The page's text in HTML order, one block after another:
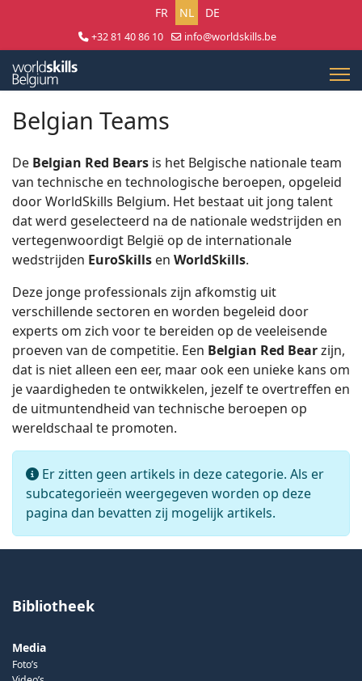
Selecteer uw taal
FR NL DE
+32 81 40 86 10
info@worldskills.be
Belgian Teams
De Belgian Red Bears is het Belgische nationale team
van technische en technologische beroepen, opgeleid
door WorldSkills Belgium. Het bestaat uit jong talent
dat werd geselecteerd na de nationale wedstrijden en
vertegenwoordigt België op de internationale
wedstrijden EuroSkills en WorldSkills.
Deze jonge professionals zijn afkomstig uit
verschillende sectoren en worden begeleid door
experts om zich voor te bereiden op de veeleisende
proeven van de competitie. Een Belgian Red Bearzijn,
dat is niet alleen een eer, maar ook een unieke kans om
je vaardigheden te ontwikkelen, jezelf te overtreffen en
de uitmuntendheid van technische beroepen op
wereldschaal te promoten.
Info
Er zitten geen artikels in deze categorie. Als er
subcategorieën weergegeven worden op deze
pagina dan bevatten zij mogelijk artikels.
Bibliotheek
Media
Foto’s